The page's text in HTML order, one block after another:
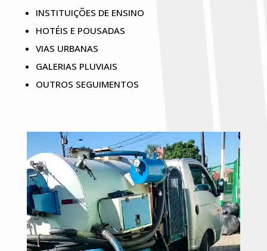
INSTITUIÇÕES DE ENSINO
HOTÉIS E POUSADAS
VIAS URBANAS
GALERIAS PLUVIAIS
OUTROS SEGUIMENTOS